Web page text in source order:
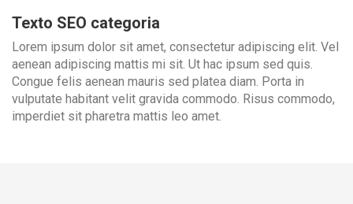
Texto SEO categoria
Lorem ipsum dolor sit amet, consectetur adipiscing elit. Vel
aenean adipiscing mattis mi sit. Ut hac ipsum sed quis.
Congue felis aenean mauris sed platea diam. Porta in
vulputate habitant velit gravida commodo. Risus commodo,
imperdiet sit pharetra mattis leo amet.